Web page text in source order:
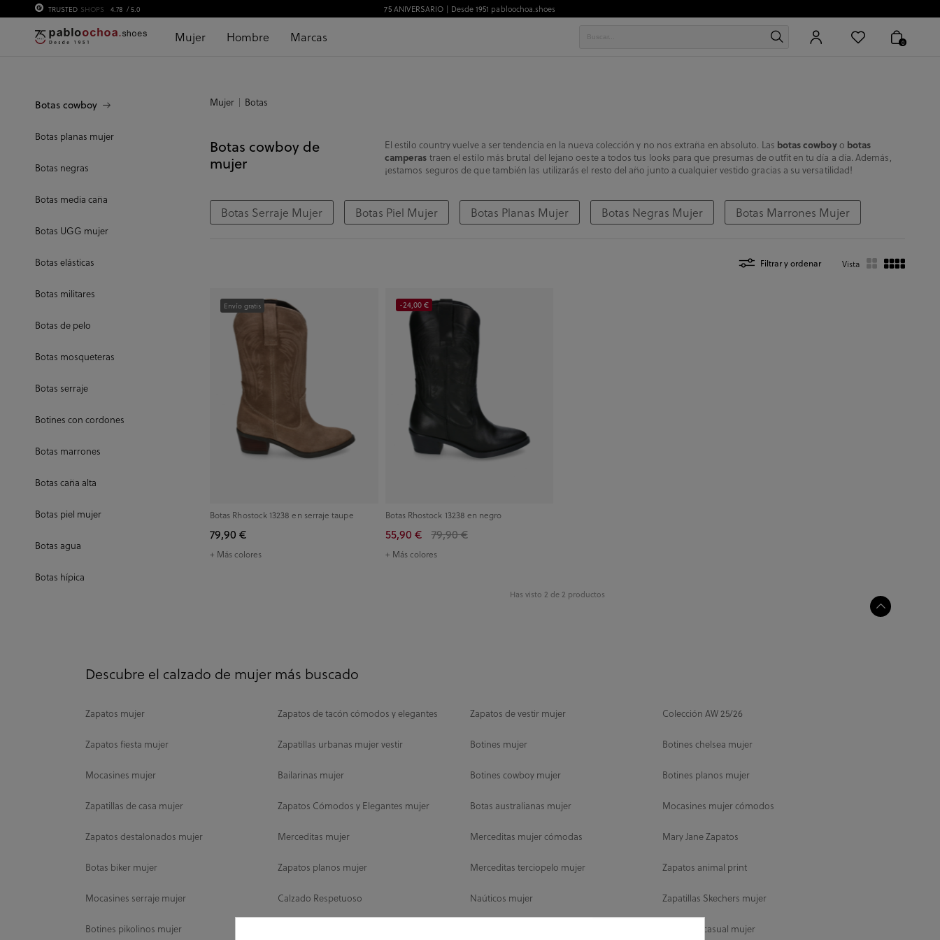
TRUSTED SHOPS 4.78 / 5.0 75 ANIVERSARIO | Desde 1951 pabloochoa.shoes
Mujer Hombre Marcas 0
Botas cowboy
Botas planas mujer
Botas negras
Botas media caña
Botas UGG mujer
Botas elásticas
Botas militares
Botas de pelo
Botas mosqueteras
Botas serraje
Botines con cordones
Botas marrones
Botas caña alta
Botas piel mujer
Botas agua
Botas hípica
Mujer Botas
Botas cowboy de
mujer
El estilo country vuelve a ser tendencia en la nueva colección y no nos extraña en absoluto. Las botas cowboyo botas
camperas traen el estilo más brutal del lejano oeste a todos tus looks para que presumas de outfit en tu día a día. Además,
¡estamos seguros de que también las utilizarás el resto del año junto a cualquier vestido gracias a su versatilidad!
Botas Serraje Mujer Botas Piel Mujer Botas Planas Mujer Botas Negras Mujer Botas Marrones Mujer
Filtrar y ordenar Vista
Botas Rhostock 13238 en serraje taupe
79,90 €
+ Más colores
Envío gratis
Botas Rhostock 13238 en negro
55,90 € 79,90 €
+ Más colores
-24,00 €
Has visto 2 de 2 productos
Descubre el calzado de mujer más buscado
Zapatos mujer Zapatos de tacón cómodos y elegantes Zapatos de vestir mujer Colección AW 25/26
Zapatos fiesta mujer Zapatillas urbanas mujer vestir Botines mujer Botines chelsea mujer
Mocasines mujer Bailarinas mujer Botines cowboy mujer Botines planos mujer
Zapatillas de casa mujer Zapatos Cómodos y Elegantes mujer Botas australianas mujer Mocasines mujer cómodos
Zapatos destalonados mujer Merceditas mujer Merceditas mujer cómodas Mary Jane Zapatos
Botas biker mujer Zapatos planos mujer Merceditas terciopelo mujer Zapatos animal print
Mocasines serraje mujer Calzado Respetuoso Naúticos mujer Zapatillas Skechers mujer
Botines pikolinos mujer Zapatillas casual mujer